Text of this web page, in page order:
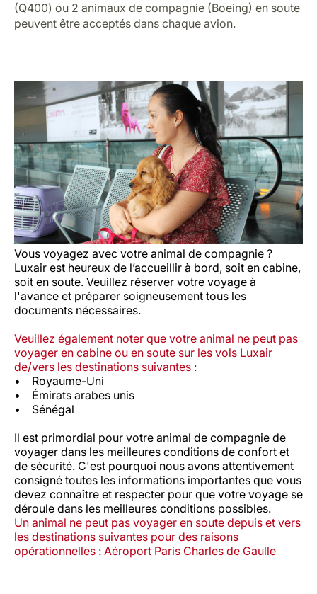
(Q400) ou 2 animaux de compagnie (Boeing) en soute
peuvent être acceptés dans chaque avion.
Vous voyagez avec votre animal de compagnie ?
Luxair est heureux de l’accueillir à bord, soit en cabine,
soit en soute. Veuillez réserver votre voyage à
l'avance et préparer soigneusement tous les
documents nécessaires.
Veuillez également noter que votre animal ne peut pas
voyager en cabine ou en soute sur les vols Luxair
de/vers les destinations suivantes :
• Royaume-Uni
• Émirats arabes unis
• Sénégal
Il est primordial pour votre animal de compagnie de
voyager dans les meilleures conditions de confort et
de sécurité. C'est pourquoi nous avons attentivement
consigné toutes les informations importantes que vous
devez connaître et respecter pour que votre voyage se
déroule dans les meilleures conditions possibles.
Un animal ne peut pas voyager en soute depuis et vers
les destinations suivantes pour des raisons
opérationnelles : Aéroport Paris Charles de Gaulle